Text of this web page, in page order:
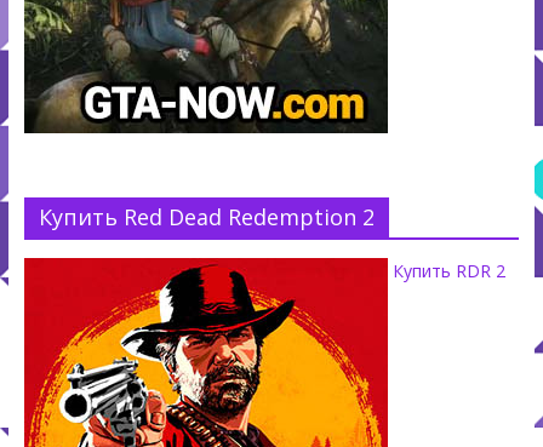
Купить Red Dead Redemption 2
Купить RDR 2